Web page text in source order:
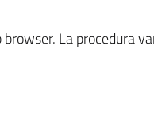
La procedura